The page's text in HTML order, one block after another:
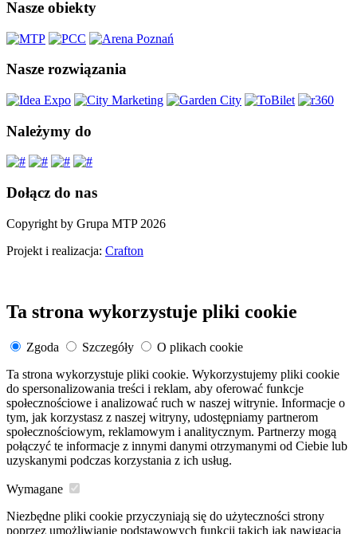
Nasze obiekty
Nasze rozwiązania
Należymy do
Dołącz do nas
Copyright by Grupa MTP 2026
Projekt i realizacja: Crafton
Ta strona wykorzystuje pliki cookie
Zgoda Szczegóły
O plikach cookie
Ta strona wykorzystuje pliki cookie. Wykorzystujemy pliki cookie
do spersonalizowania treści i reklam, aby oferować funkcje
społecznościowe i analizować ruch w naszej witrynie. Informacje o
tym, jak korzystasz z naszej witryny, udostępniamy partnerom
społecznościowym, reklamowym i analitycznym. Partnerzy mogą
połączyć te informacje z innymi danymi otrzymanymi od Ciebie lub
uzyskanymi podczas korzystania z ich usług.
Wymagane
Niezbędne pliki cookie przyczyniają się do użyteczności strony
poprzez umożliwianie podstawowych funkcji takich jak nawigacja